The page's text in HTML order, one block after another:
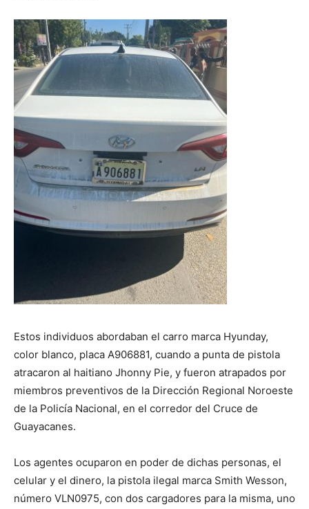
Estos individuos abordaban el carro marca Hyunday,
color blanco, placa A906881, cuando a punta de pistola
atracaron al haitiano Jhonny Pie, y fueron atrapados por
miembros preventivos de la Dirección Regional Noroeste
de la Policía Nacional, en el corredor del Cruce de
Guayacanes.
Los agentes ocuparon en poder de dichas personas, el
celular y el dinero, la pistola ilegal marca Smith Wesson,
número VLN0975, con dos cargadores para la misma, uno